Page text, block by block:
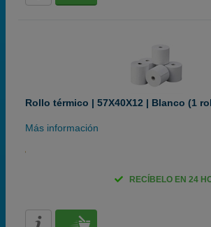
Rollo térmico | 57X40X12 | Blanco (1
Más información
RECÍBELO EN 24